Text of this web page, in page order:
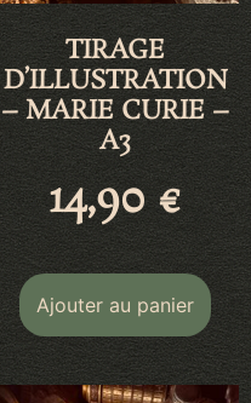
TIRAGE
D’ILLUSTRATION
– MARIE CURIE –
A3
14,90€
Ajouter au panier